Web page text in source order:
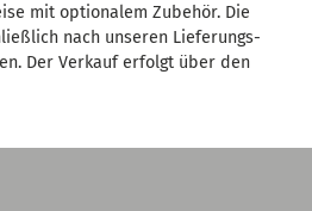
mit optionalem Zubehör. Die
nach unseren Lieferungs-
Der Verkauf erfolgt über den